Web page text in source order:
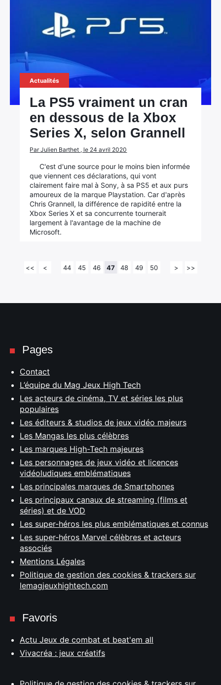
Actualités
La PS5 vraiment un cran
en dessous de la Xbox
Series X, selon Grannell
Par Julien Barthet , le 24 avril 2020
C'est d'une source pour le moins bien informée
que viennent ces déclarations, qui vont
clairement faire mal à Sony, à sa PS5 et aux purs
amoureux de la marque Playstation. Car d'après
Chris Grannell, la différence de rapidité entre la
Xbox Series X et sa concurrente tournerait
largement à l'avantage de la machine de
Microsoft.
<< < 44 45 46 47 48 49 50 > >>
Pages
Contact
L’équipe du Mag Jeux High Tech
Les acteurs de cinéma, TV et séries les plus
populaires
Les éditeurs & studios de jeux vidéo majeurs
Les Mangas les plus célèbres
Les marques High-Tech majeures
Les personnages de jeux vidéo et licences
vidéoludiques emblématiques
Les principales marques de Smartphones
Les principaux canaux de streaming (films et
séries) et de VOD
Les super-héros les plus emblématiques et connus
Les super-héros Marvel célèbres et acteurs
associés
Mentions Légales
Politique de gestion des cookies & trackers sur
lemagjeuxhightech.com
Favoris
Actu Jeux de combat et beat'em all
Vivacréa : jeux créatifs